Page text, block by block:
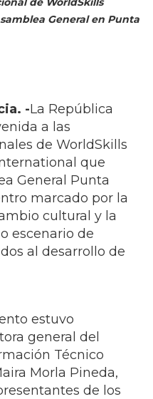
General en Punta
-La República
a las
de WorldSkills
que
General Punta
marcado por la
cultural y la
escenario de
al desarrollo de
estuvo
general del
Técnico
Morla Pineda,
de los